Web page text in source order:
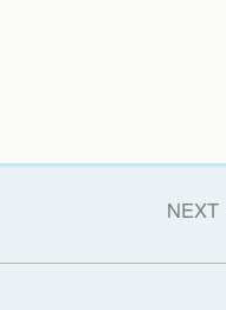
NEXT